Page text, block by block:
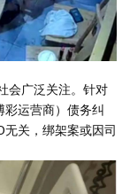
会广泛关注。针对
彩运营商）债务纠
关，绑架案或因司